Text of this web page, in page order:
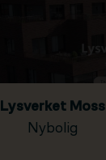
Lysverket Moss
Nybolig